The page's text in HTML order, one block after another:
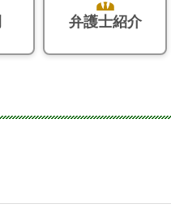
弁護士紹介